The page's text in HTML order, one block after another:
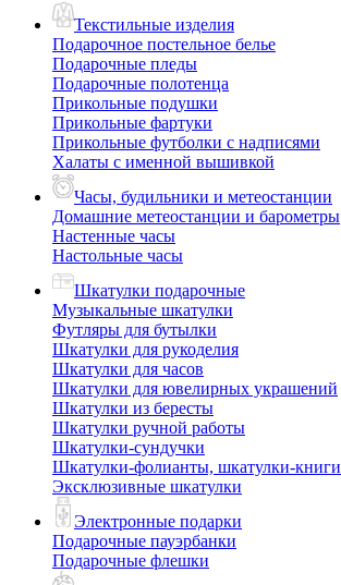
Текстильные изделия
Подарочное постельное белье
Подарочные пледы
Подарочные полотенца
Прикольные подушки
Прикольные фартуки
Прикольные футболки с надписями
Халаты с именной вышивкой
Часы, будильники и метеостанции
Домашние метеостанции и барометры
Настенные часы
Настольные часы
Шкатулки подарочные
Музыкальные шкатулки
Футляры для бутылки
Шкатулки для рукоделия
Шкатулки для часов
Шкатулки для ювелирных украшений
Шкатулки из бересты
Шкатулки ручной работы
Шкатулки-сундучки
Шкатулки-фолианты, шкатулки-книги
Эксклюзивные шкатулки
Электронные подарки
Подарочные пауэрбанки
Подарочные флешки